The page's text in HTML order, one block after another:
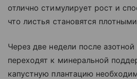
отлично стимулирует рост и
что листья становятся
Через две недели после
переходят к минеральной
капустную плантацию